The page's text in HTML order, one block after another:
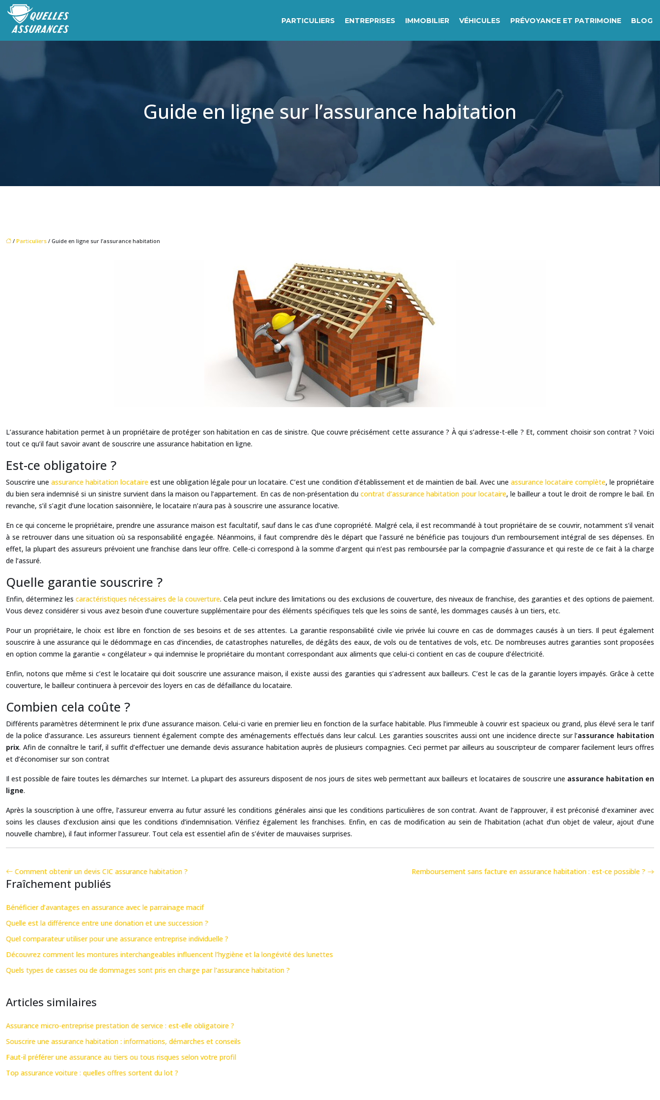
PARTICULIERS ENTREPRISES IMMOBILIER VÉHICULES PRÉVOYANCE ET PATRIMOINE BLOG
Guide en ligne sur l’assurance habitation
/ Particuliers / Guide en ligne sur l’assurance habitation
L’assurance habitation permet à un propriétaire de protéger son habitation en cas de sinistre. Que couvre précisément cette assurance ? À qui s’adresse-t-elle ? Et, comment choisir son contrat ? Voici
tout ce qu’il faut savoir avant de souscrire une assurance habitation en ligne.
Est-ce obligatoire ?
Souscrire uneassurance habitation locataire est une obligation légale pour un locataire. C’est une condition d’établissement et de maintien de bail. Avec une assurance locataire complète, le propriétaire
du bien sera indemnisé si un sinistre survient dans la maison ou l’appartement. En cas de non-présentation ducontrat d’assurance habitation pour locataire, le bailleur a tout le droit de rompre le bail. En
revanche, s’il s’agit d’une location saisonnière, le locataire n’aura pas à souscrire une assurance locative.
En ce qui concerne le propriétaire, prendre une assurance maison est facultatif, sauf dans le cas d’une copropriété. Malgré cela, il est recommandé à tout propriétaire de se couvrir, notamment s’il venait
à se retrouver dans une situation où sa responsabilité engagée. Néanmoins, il faut comprendre dès le départ que l’assuré ne bénéficie pas toujours d’un remboursement intégral de ses dépenses. En
effet, la plupart des assureurs prévoient une franchise dans leur offre. Celle-ci correspond à la somme d’argent qui n’est pas remboursée par la compagnie d’assurance et qui reste de ce fait à la charge
de l’assuré.
Quelle garantie souscrire ?
Enfin, déterminez lescaractéristiques nécessaires de la couverture. Cela peut inclure des limitations ou des exclusions de couverture, des niveaux de franchise, des garanties et des options de paiement.
Vous devez considérer si vous avez besoin d’une couverture supplémentaire pour des éléments spécifiques tels que les soins de santé, les dommages causés à un tiers, etc.
Pour un propriétaire, le choix est libre en fonction de ses besoins et de ses attentes. La garantie responsabilité civile vie privée lui couvre en cas de dommages causés à un tiers. Il peut également
souscrire à une assurance qui le dédommage en cas d’incendies, de catastrophes naturelles, de dégâts des eaux, de vols ou de tentatives de vols, etc. De nombreuses autres garanties sont proposées
en option comme la garantie « congélateur » qui indemnise le propriétaire du montant correspondant aux aliments que celui-ci contient en cas de coupure d’électricité.
Enfin, notons que même si c’est le locataire qui doit souscrire une assurance maison, il existe aussi des garanties qui s’adressent aux bailleurs. C’est le cas de la garantie loyers impayés. Grâce à cette
couverture, le bailleur continuera à percevoir des loyers en cas de défaillance du locataire.
Combien cela coûte ?
Différents paramètres déterminent le prix d’une assurance maison. Celui-ci varie en premier lieu en fonction de la surface habitable. Plus l’immeuble à couvrir est spacieux ou grand, plus élevé sera le tarif
de la police d’assurance. Les assureurs tiennent également compte des aménagements effectués dans leur calcul. Les garanties souscrites aussi ont une incidence directe sur l’assurance habitation
prix. Afin de connaître le tarif, il suffit d’effectuer une demande devis assurance habitation auprès de plusieurs compagnies. Ceci permet par ailleurs au souscripteur de comparer facilement leurs offres
et d’économiser sur son contrat
Il est possible de faire toutes les démarches sur Internet. La plupart des assureurs disposent de nos jours de sites web permettant aux bailleurs et locataires de souscrire une assurance habitation en
ligne.
Après la souscription à une offre, l’assureur enverra au futur assuré les conditions générales ainsi que les conditions particulières de son contrat. Avant de l’approuver, il est préconisé d’examiner avec
soins les clauses d’exclusion ainsi que les conditions d’indemnisation. Vérifiez également les franchises. Enfin, en cas de modification au sein de l’habitation (achat d’un objet de valeur, ajout d’une
nouvelle chambre), il faut informer l’assureur. Tout cela est essentiel afin de s’éviter de mauvaises surprises.
Comment obtenir un devis CIC assurance habitation ? Remboursement sans facture en assurance habitation : est-ce possible ?
Fraîchement publiés
Bénéficier d’avantages en assurance avec le parrainage macif
Quelle est la différence entre une donation et une succession ?
Quel comparateur utiliser pour une assurance entreprise individuelle ?
Découvrez comment les montures interchangeables influencent l’hygiène et la longévité des lunettes
Quels types de casses ou de dommages sont pris en charge par l’assurance habitation ?
Articles similaires
Assurance micro-entreprise prestation de service : est-elle obligatoire ?
Souscrire une assurance habitation : informations, démarches et conseils
Faut-il préférer une assurance au tiers ou tous risques selon votre profil
Top assurance voiture : quelles offres sortent du lot ?